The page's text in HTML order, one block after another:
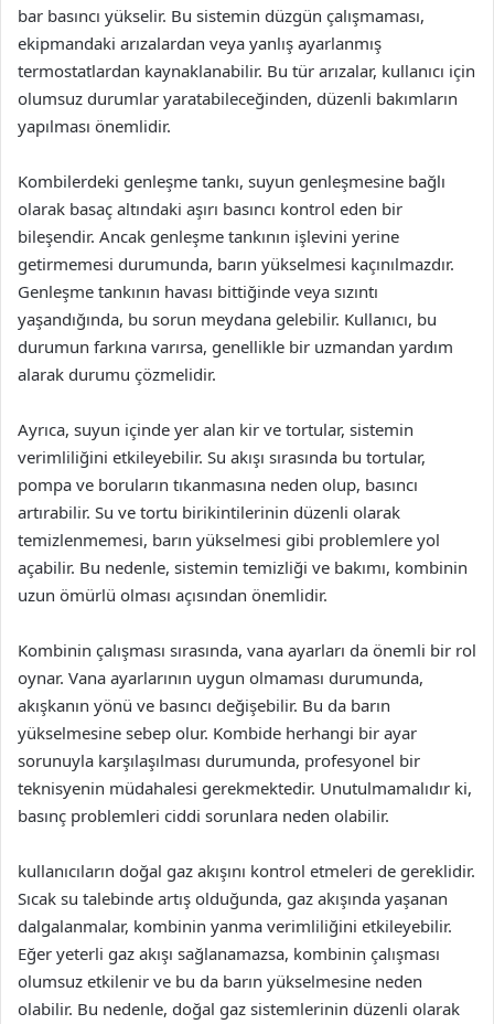
bar basıncı yükselir. Bu sistemin düzgün çalışmaması,
ekipmandaki arızalardan veya yanlış ayarlanmış
termostatlardan kaynaklanabilir. Bu tür arızalar, kullanıcı için
olumsuz durumlar yaratabileceğinden, düzenli bakımların
yapılması önemlidir.
Kombilerdeki genleşme tankı, suyun genleşmesine bağlı
olarak basaç altındaki aşırı basıncı kontrol eden bir
bileşendir. Ancak genleşme tankının işlevini yerine
getirmemesi durumunda, barın yükselmesi kaçınılmazdır.
Genleşme tankının havası bittiğinde veya sızıntı
yaşandığında, bu sorun meydana gelebilir. Kullanıcı, bu
durumun farkına varırsa, genellikle bir uzmandan yardım
alarak durumu çözmelidir.
Ayrıca, suyun içinde yer alan kir ve tortular, sistemin
verimliliğini etkileyebilir. Su akışı sırasında bu tortular,
pompa ve boruların tıkanmasına neden olup, basıncı
artırabilir. Su ve tortu birikintilerinin düzenli olarak
temizlenmemesi, barın yükselmesi gibi problemlere yol
açabilir. Bu nedenle, sistemin temizliği ve bakımı, kombinin
uzun ömürlü olması açısından önemlidir.
Kombinin çalışması sırasında, vana ayarları da önemli bir rol
oynar. Vana ayarlarının uygun olmaması durumunda,
akışkanın yönü ve basıncı değişebilir. Bu da barın
yükselmesine sebep olur. Kombide herhangi bir ayar
sorunuyla karşılaşılması durumunda, profesyonel bir
teknisyenin müdahalesi gerekmektedir. Unutulmamalıdır ki,
basınç problemleri ciddi sorunlara neden olabilir.
kullanıcıların doğal gaz akışını kontrol etmeleri de gereklidir.
Sıcak su talebinde artış olduğunda, gaz akışında yaşanan
dalgalanmalar, kombinin yanma verimliliğini etkileyebilir.
Eğer yeterli gaz akışı sağlanamazsa, kombinin çalışması
olumsuz etkilenir ve bu da barın yükselmesine neden
olabilir. Bu nedenle, doğal gaz sistemlerinin düzenli olarak